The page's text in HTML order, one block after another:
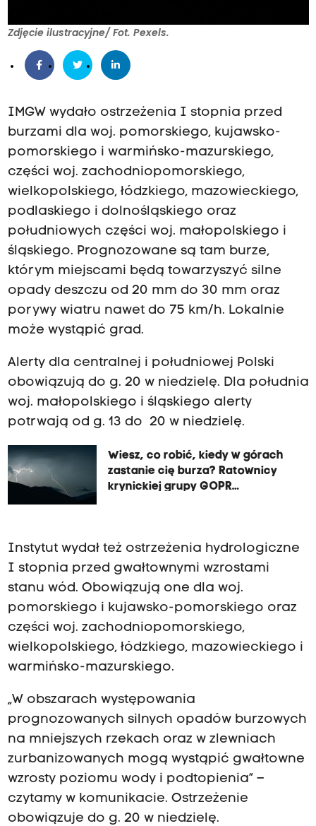
Zdjęcie ilustracyjne/ Fot. Pexels.
IMGW wydało ostrzeżenia I stopnia przed
burzami dla woj. pomorskiego, kujawsko-
pomorskiego i warmińsko-mazurskiego,
części woj. zachodniopomorskiego,
wielkopolskiego, łódzkiego, mazowieckiego,
podlaskiego i dolnośląskiego oraz
południowych części woj. małopolskiego i
śląskiego. Prognozowane są tam burze,
którym miejscami będą towarzyszyć silne
opady deszczu od 20 mm do 30 mm oraz
porywy wiatru nawet do 75 km/h. Lokalnie
może wystąpić grad.
Alerty dla centralnej i południowej Polski
obowiązują do g. 20 w niedzielę. Dla południa
woj. małopolskiego i śląskiego alerty
potrwają od g. 13 do 20 w niedzielę.
Wiesz, co robić, kiedy w górach
zastanie cię burza? Ratownicy
krynickiej grupy GOPR
Instytut wydał też ostrzeżenia hydrologiczne
I stopnia przed gwałtownymi wzrostami
stanu wód. Obowiązują one dla woj.
pomorskiego i kujawsko-pomorskiego oraz
części woj. zachodniopomorskiego,
wielkopolskiego, łódzkiego, mazowieckiego i
warmińsko-mazurskiego.
„W obszarach występowania
prognozowanych silnych opadów burzowych
na mniejszych rzekach oraz w zlewniach
zurbanizowanych mogą wystąpić gwałtowne
wzrosty poziomu wody i podtopienia” –
czytamy w komunikacie. Ostrzeżenie
obowiązuje do g. 20 w niedzielę.